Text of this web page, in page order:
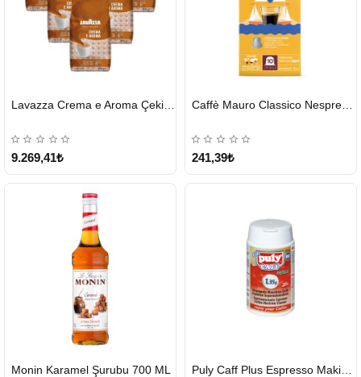
GÖNDERİ
9.269,41₺
GÖNDERİ
Caffè Mauro Classico Nespresso Kapsül
241,39₺
GÖNDERİ
Monin Karamel Şurubu 700 ML
GÖNDERİ
Puly Caff Plus Espresso Makinesi Temizleyici Tablet 100 x 1.35 G